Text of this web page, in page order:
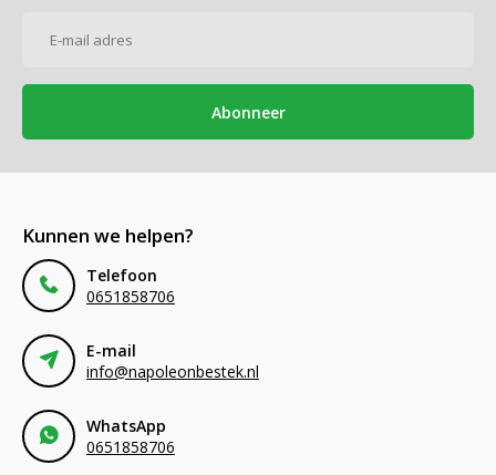
Abonneer
Kunnen we helpen?
Telefoon
0651858706
E-mail
info@napoleonbestek.nl
WhatsApp
0651858706